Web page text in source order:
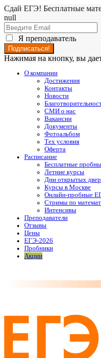
Сдай ЕГЭ! Бесплатные
null
Я преподаватель
Нажимая на кнопку, вы
О компании
Достижения
Контакты
Новости
СМИ о нас
Вакансии
Документы
Фотоальбом
Тех условия
Оферта
Расписание
Бесплатные
Летние курсы
Дни открытых
Курсы в Москве
Онлайн-пробные
Стримы по
Интенсивы
Преподаватели
Отзывы
Цены
ЕГЭ-2026
Пробники
Акции